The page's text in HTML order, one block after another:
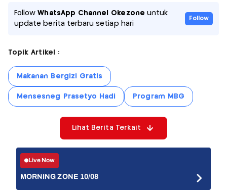
FollowWhatsApp Channel Okezone untuk
update berita terbaru setiap hari
Follow
Topik Artikel :
Makanan Bergizi Gratis
Mensesneg Prasetyo Hadi Program MBG
Lihat Berita Terkait
Live Now
MORNING ZONE 10/08